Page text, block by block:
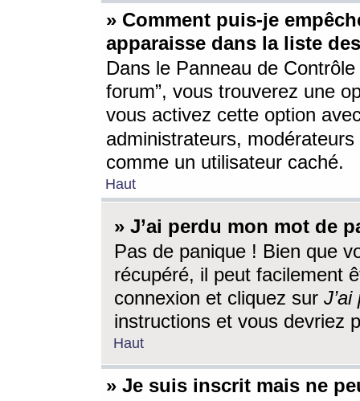
» Comment puis-je
apparaisse dans la liste
Dans le Panneau de
forum”, vous trouverez une
vous activez cette option
administrateurs,
comme un utilisateur caché.
Haut
» J’ai perdu mon mot de
Pas de panique ! Bien que
récupéré, il peut facilement
connexion et cliquez sur
instructions et vous devriez
Haut
» Je suis inscrit mais ne